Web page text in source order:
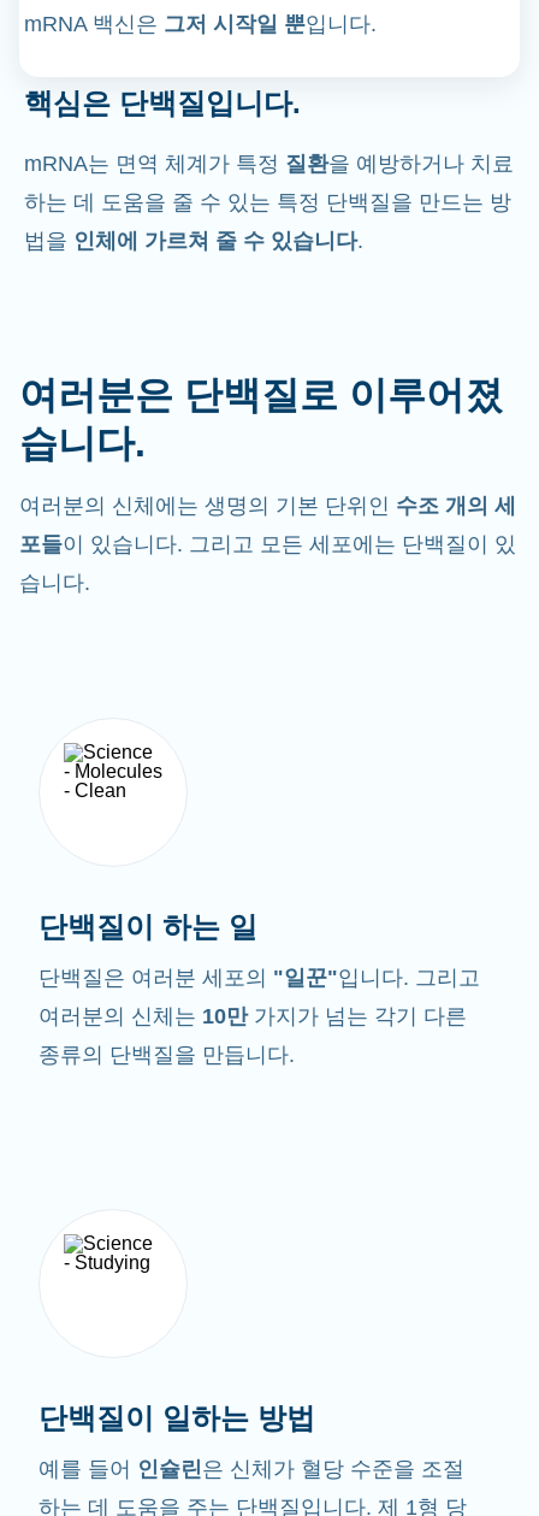
mRNA 백신은 그저 시작일 뿐입니다.
핵심은 단백질입니다.
mRNA는 면역 체계가 특정 질환을 예방하거나 치료
하는 데 도움을 줄 수 있는 특정 단백질을 만드는 방
법을 인체에 가르쳐 줄 수 있습니다.
여러분은 단백질로 이루어졌
습니다.
여러분의 신체에는 생명의 기본 단위인 수조 개의 세
포들이 있습니다. 그리고 모든 세포에는 단백질이 있
습니다.
단백질이 하는 일
단백질은 여러분 세포의 "일꾼"입니다. 그리고
여러분의 신체는 10만 가지가 넘는 각기 다른
종류의 단백질을 만듭니다.
단백질이 일하는 방법
예를 들어 인슐린은 신체가 혈당 수준을 조절
하는 데 도움을 주는 단백질입니다. 제 1형 당